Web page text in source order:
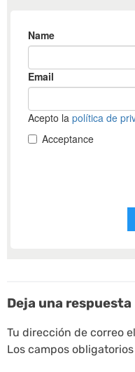
Deja una respuesta
Tu dirección de correo
Los campos